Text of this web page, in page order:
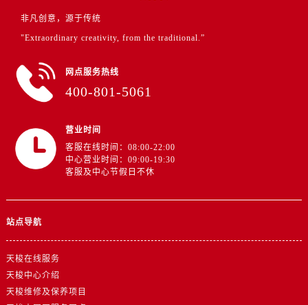
非凡创意，源于传统
"Extraordinary creativity, from the traditional.”
网点服务热线
400-801-5061
营业时间
客服在线时间：08:00-22:00
中心营业时间：09:00-19:30
客服及中心节假日不休
站点导航
天梭在线服务
天梭中心介绍
天梭维修及保养项目